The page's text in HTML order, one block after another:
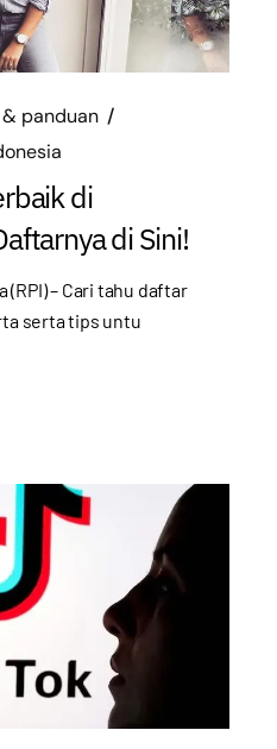
panduan
di
di Sini!
– Cari tahu daftar
serta tips untu